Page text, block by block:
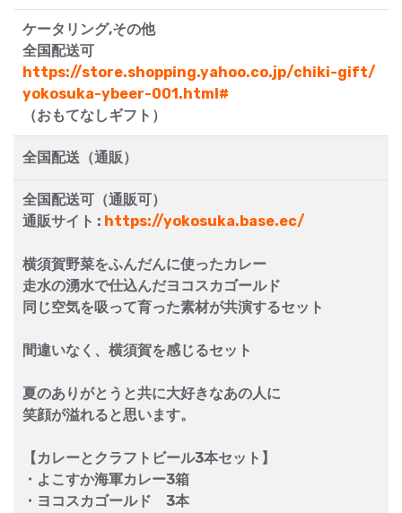
ケータリング,その他
全国配送可
https://store.shopping.yahoo.co.jp/chiki-gift/
yokosuka-ybeer-001.html#
（おもてなしギフト）
全国配送（通販）
全国配送可（通販可）
通販サイト : https://yokosuka.base.ec/
横須賀野菜をふんだんに使ったカレー
走水の湧水で仕込んだヨコスカゴールド
同じ空気を吸って育った素材が共演するセット
間違いなく、横須賀を感じるセット
夏のありがとうと共に大好きなあの人に
笑顔が溢れると思います。
【カレーとクラフトビール3本セット】
・よこすか海軍カレー3箱
・ヨコスカゴールド 3本